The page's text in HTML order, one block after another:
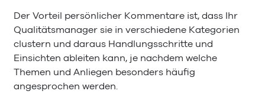
Der Vorteil persönlicher Kommentare ist, dass Ihr
Qualitätsmanager sie in verschiedene Kategorien
clustern und daraus Handlungsschritte und
Einsichten ableiten kann, je nachdem welche
Themen und Anliegen besonders häufig
angesprochen werden.